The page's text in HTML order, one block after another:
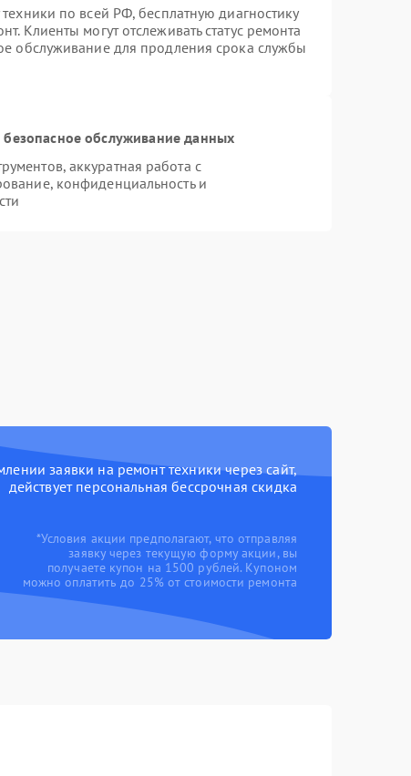
по всей РФ, бесплатную диагностику
Клиенты могут отслеживать статус ремонта
обслуживание для продления срока службы
обслуживание данных
аккуратная работа с
конфиденциальность и
заявки на ремонт техники через сайт,
действует персональная бессрочная скидка
*Условия акции предполагают, что отправляя
заявку через текущую форму акции, вы
получаете купон на 1500 рублей. Купоном
можно оплатить до 25% от стоимости ремонта